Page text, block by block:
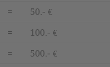
=
50.- €
=
100.- €
=
500.- €